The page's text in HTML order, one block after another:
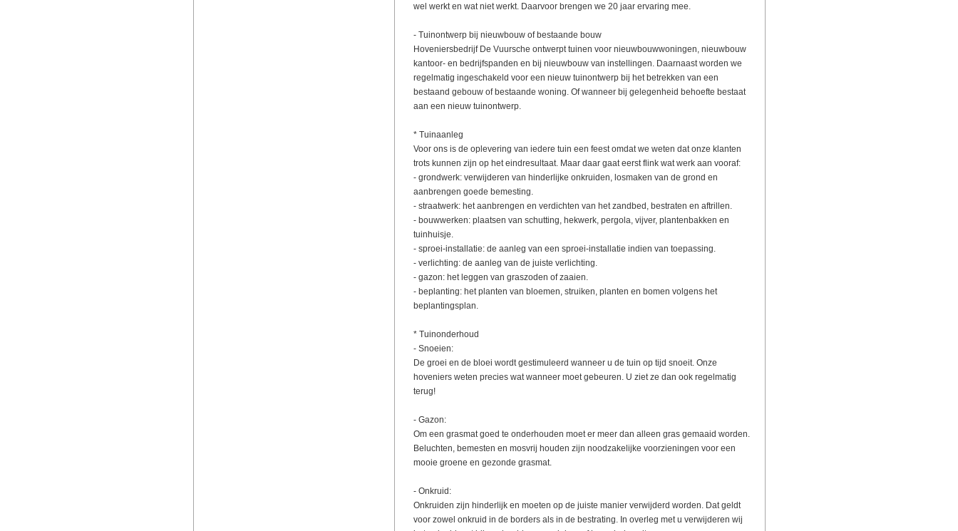
wel werkt en wat niet werkt. Daarvoor brengen we 20 jaar ervaring mee.
- Tuinontwerp bij nieuwbouw of bestaande bouw
Hoveniersbedrijf De Vuursche ontwerpt tuinen voor nieuwbouwwoningen, nieuwbouw
kantoor- en bedrijfspanden en bij nieuwbouw van instellingen. Daarnaast worden we
regelmatig ingeschakeld voor een nieuw tuinontwerp bij het betrekken van een
bestaand gebouw of bestaande woning. Of wanneer bij gelegenheid behoefte bestaat
aan een nieuw tuinontwerp.
* Tuinaanleg
Voor ons is de oplevering van iedere tuin een feest omdat we weten dat onze klanten
trots kunnen zijn op het eindresultaat. Maar daar gaat eerst flink wat werk aan vooraf:
- grondwerk: verwijderen van hinderlijke onkruiden, losmaken van de grond en
aanbrengen goede bemesting.
- straatwerk: het aanbrengen en verdichten van het zandbed, bestraten en aftrillen.
- bouwwerken: plaatsen van schutting, hekwerk, pergola, vijver, plantenbakken en
tuinhuisje.
- sproei-installatie: de aanleg van een sproei-installatie indien van toepassing.
- verlichting: de aanleg van de juiste verlichting.
- gazon: het leggen van graszoden of zaaien.
- beplanting: het planten van bloemen, struiken, planten en bomen volgens het
beplantingsplan.
* Tuinonderhoud
- Snoeien:
De groei en de bloei wordt gestimuleerd wanneer u de tuin op tijd snoeit. Onze
hoveniers weten precies wat wanneer moet gebeuren. U ziet ze dan ook regelmatig
terug!
- Gazon:
Om een grasmat goed te onderhouden moet er meer dan alleen gras gemaaid worden.
Beluchten, bemesten en mosvrij houden zijn noodzakelijke voorzieningen voor een
mooie groene en gezonde grasmat.
- Onkruid:
Onkruiden zijn hinderlijk en moeten op de juiste manier verwijderd worden. Dat geldt
voor zowel onkruid in de borders als in de bestrating. In overleg met u verwijderen wij